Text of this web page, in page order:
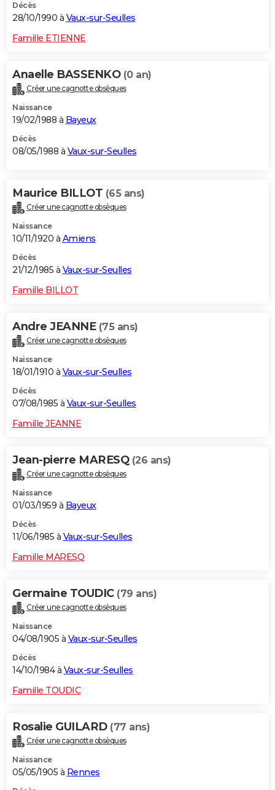
Décès
28/10/1990 à Vaux-sur-Seulles
Famille ETIENNE
Anaelle BASSENKO (0 an)
Créer une cagnotte obsèques
Naissance
19/02/1988 à Bayeux
Décès
08/05/1988 à Vaux-sur-Seulles
Maurice BILLOT (65 ans)
Créer une cagnotte obsèques
Naissance
10/11/1920 à Amiens
Décès
21/12/1985 à Vaux-sur-Seulles
Famille BILLOT
Andre JEANNE (75 ans)
Créer une cagnotte obsèques
Naissance
18/01/1910 à Vaux-sur-Seulles
Décès
07/08/1985 à Vaux-sur-Seulles
Famille JEANNE
Jean-pierre MARESQ (26 ans)
Créer une cagnotte obsèques
Naissance
01/03/1959 à Bayeux
Décès
11/06/1985 à Vaux-sur-Seulles
Famille MARESQ
Germaine TOUDIC (79 ans)
Créer une cagnotte obsèques
Naissance
04/08/1905 à Vaux-sur-Seulles
Décès
14/10/1984 à Vaux-sur-Seulles
Famille TOUDIC
Rosalie GUILARD (77 ans)
Créer une cagnotte obsèques
Naissance
05/05/1905 à Rennes